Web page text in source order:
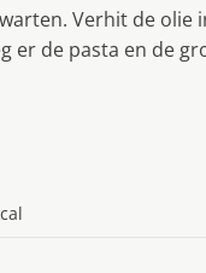
Verhit de olie
de pasta en de